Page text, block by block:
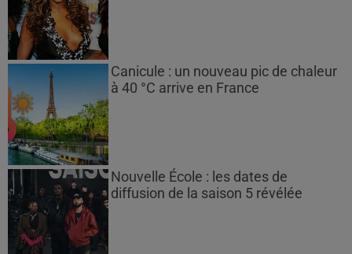
Canicule : un nouveau pic de chaleur
à 40 °C arrive en France
Nouvelle École : les dates de
diffusion de la saison 5 révélée